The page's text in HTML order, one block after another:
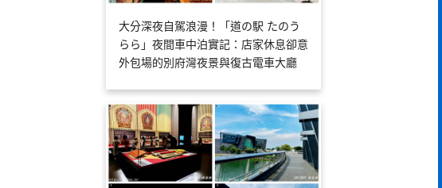
大分深夜自駕浪漫！「道の駅 たのう
らら」夜間車中泊實記：店家休息卻意
外包場的別府灣夜景與復古電車大廳